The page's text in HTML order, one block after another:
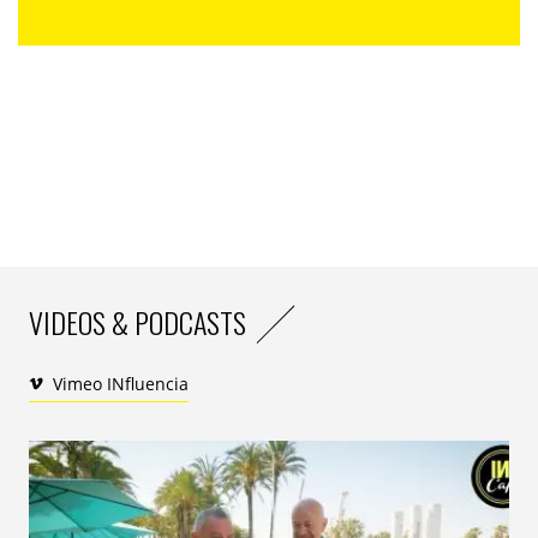
Plusieurs fabricants et opérateurs ont déjà promis des
annonces lors du salon, à l’image du chinois Honor, qui
(contenus modifiés grâce à l’IA, NDLR) ou de l’espagnol
santé.
« L’IA sera omniprésente » mais les observateurs
« ressentent une fatigue croissante » sur ce sujet,
VIDEOS & PODCASTS
Vimeo INfluencia